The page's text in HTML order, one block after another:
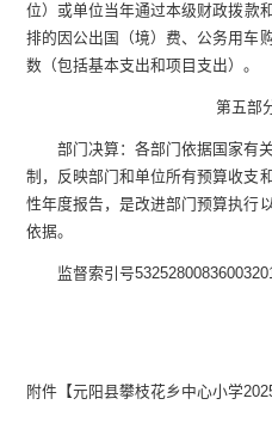
位）或单位当年通过本级财政拨款
排的因公出国（境）费、公务用车
数（包括基本支出和项目支出）。
第五部
部门决算：各部门依据国家有
制，反映部门和单位所有预算收支
性年度报告，是改进部门预算执行
依据。
监督索引号
附件【元阳县攀枝花乡中心小学